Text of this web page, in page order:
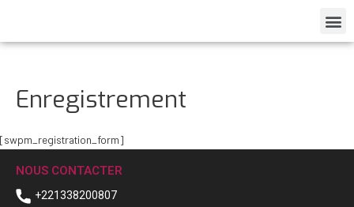
Enregistrement
[swpm_registration_form]
NOUS CONTACTER
+221338200807